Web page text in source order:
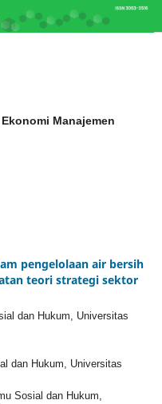
Manajemen
pengelolaan air bersih
teori strategi sektor
dan Hukum, Universitas
dan Hukum, Universitas
Sosial dan Hukum,